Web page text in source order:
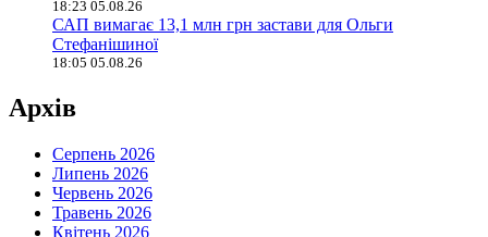
18:23 05.08.26
САП вимагає 13,1 млн грн застави для Ольги
Стефанішиної
18:05 05.08.26
Архів
Серпень 2026
Липень 2026
Червень 2026
Травень 2026
Квітень 2026